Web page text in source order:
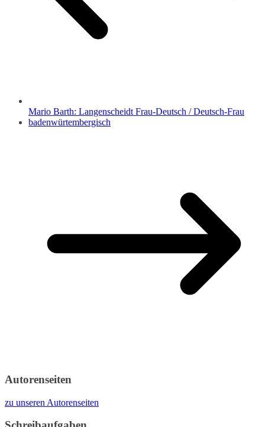
Mario Barth: Langenscheidt Frau-Deutsch / Deutsch-Frau
badenwürtembergisch
Autorenseiten
zu unseren Autorenseiten